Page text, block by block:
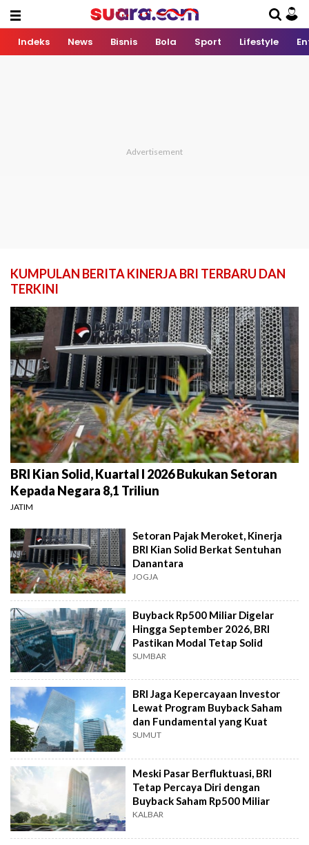
Indeks News Bisnis Bola Sport Lifestyle
KUMPULAN BERITA KINERJA BRI TERBARU DAN
TERKINI
BRI Kian Solid, Kuartal I 2026 Bukukan Setoran
Kepada Negara 8,1 Triliun
JATIM
Setoran Pajak Meroket, Kinerja
BRI Kian Solid Berkat Sentuhan
Danantara
JOGJA
Buyback Rp500 Miliar Digelar
Hingga September 2026, BRI
Pastikan Modal Tetap Solid
SUMBAR
BRI Jaga Kepercayaan Investor
Lewat Program Buyback Saham
dan Fundamental yang Kuat
SUMUT
Meski Pasar Berfluktuasi, BRI
Tetap Percaya Diri dengan
Buyback Saham Rp500 Miliar
KALBAR